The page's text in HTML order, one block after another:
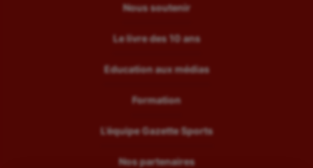
Nous soutenir
Le livre des 10 ans
Education aux médias
Formation
L’équipe Gazette Sports
Nos partenaires